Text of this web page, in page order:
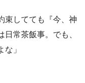
束してても『今、神
常茶飯事。でも、
」